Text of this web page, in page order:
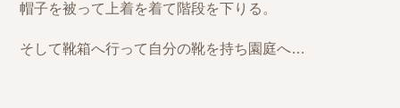
帽子を被って上着を着て階段を下りる。
そして靴箱へ行って自分の靴を持ち園庭へ…